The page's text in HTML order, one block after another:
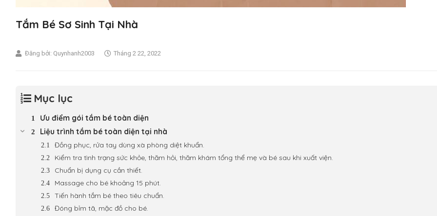
Tắm Bé Sơ Sinh Tại Nhà
Đăng bởi: Quynhanh2003 Tháng 2 22, 2022
Mục lục
Ưu điểm gói tắm bé toàn diện
Liệu trình tắm bé toàn diện tại nhà
Đồng phục, rửa tay dùng xà phòng diệt khuẩn.
Kiểm tra tình trạng sức khỏe, thăm hỏi, thăm khám tổng thể mẹ và bé sau khi xuất viện.
Chuẩn bị dụng cụ cần thiết.
Massage cho bé khoảng 15 phút.
Tiến hành tắm bé theo tiêu chuẩn.
Đóng bỉm tã, mặc đồ cho bé.